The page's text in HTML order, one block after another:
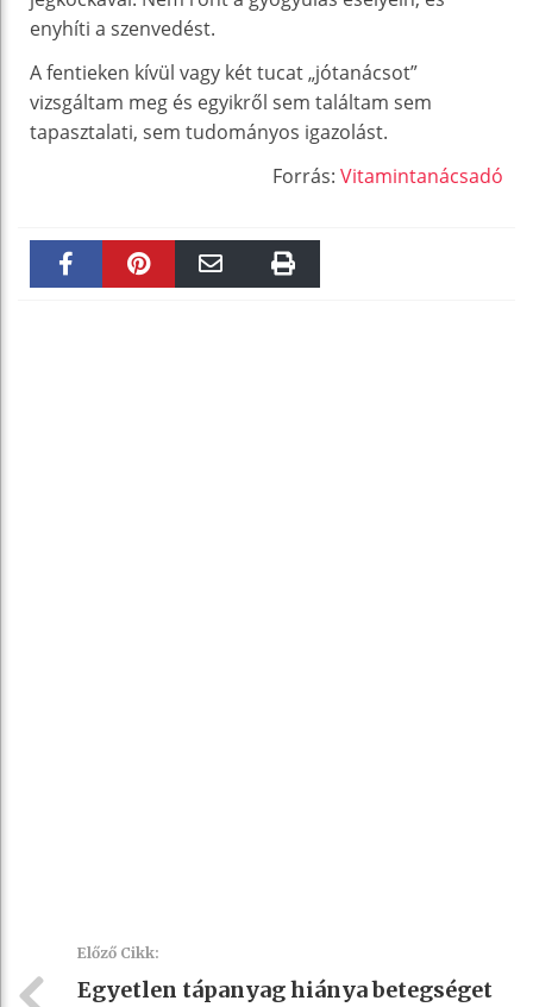
enyhíti a szenvedést.
A fentieken kívül vagy két tucat „jótanácsot”
vizsgáltam meg és egyikről sem találtam sem
tapasztalati, sem tudományos igazolást.
Forrás: Vitamintanácsadó
Előző Cikk:
Egyetlen tápanyag hiánya betegséget